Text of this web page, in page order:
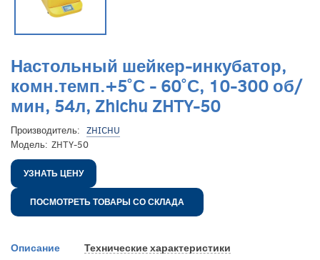
Настольный шейкер-инкубатор,
комн.темп.+5˚С - 60˚С, 10-300 об/
мин, 54л, Zhichu ZHTY-50
Производитель: ZHICHU
Модель: ZHTY-50
УЗНАТЬ ЦЕНУ
ПОСМОТРЕТЬ ТОВАРЫ СО СКЛАДА
Описание Технические характеристики